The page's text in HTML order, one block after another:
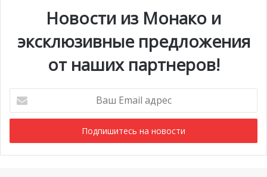
Новости из Монако и
эксклюзивные предложения
от наших партнеров!
Email
адрес